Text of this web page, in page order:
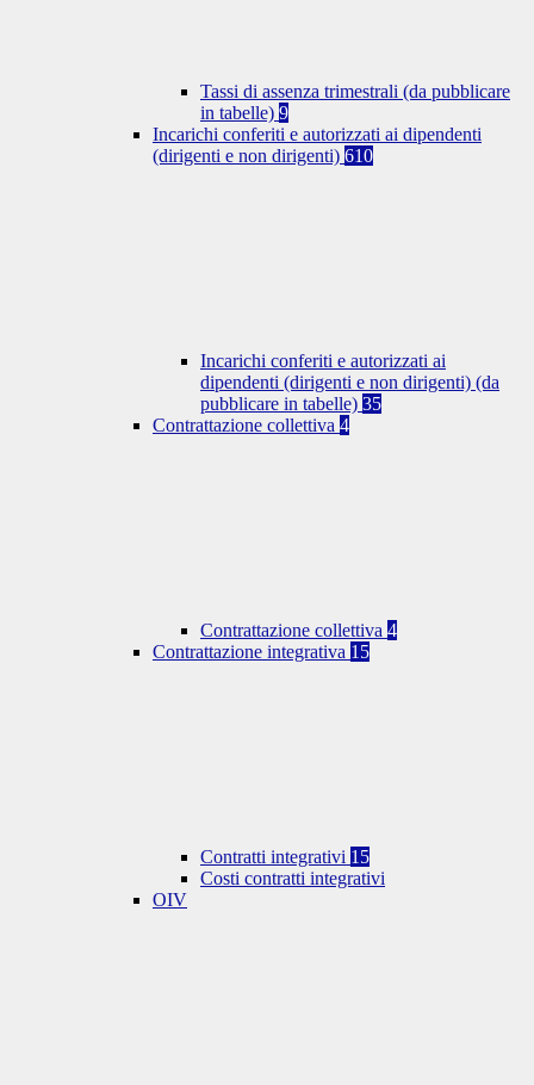
Tassi di assenza trimestrali (da pubblicare
in tabelle) 9
Incarichi conferiti e autorizzati ai dipendenti
(dirigenti e non dirigenti) 610
Incarichi conferiti e autorizzati ai
dipendenti (dirigenti e non dirigenti) (da
pubblicare in tabelle) 35
Contrattazione collettiva 4
Contrattazione collettiva 4
Contrattazione integrativa 15
Contratti integrativi 15
Costi contratti integrativi
OIV